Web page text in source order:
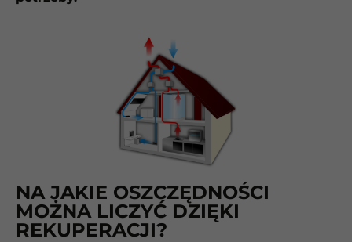
NA JAKIE OSZCZĘDNOŚCI
MOŻNA LICZYĆ DZIĘKI
REKUPERACJI?